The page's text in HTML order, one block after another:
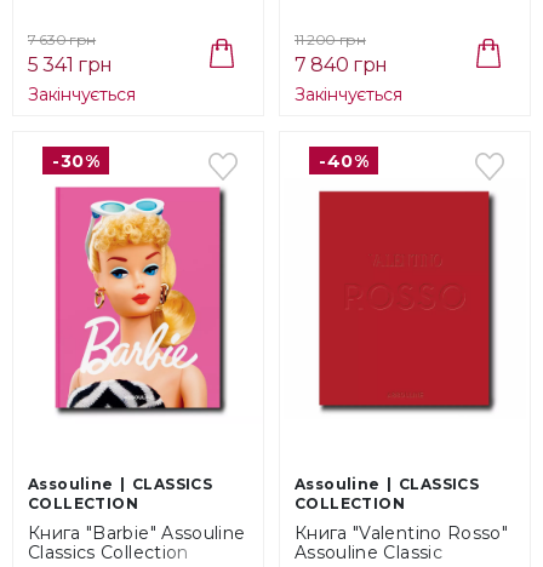
7 630 грн
5 341 грн
Закінчується
11 200 грн
7 840 грн
Закінчується
-30%
Assouline
CLASSICS
COLLECTION
Книга "Barbie" Assouline
Classics Collection
-40%
Assouline
CLASSICS
COLLECTION
Книга "Valentino Rosso"
Assouline Classic